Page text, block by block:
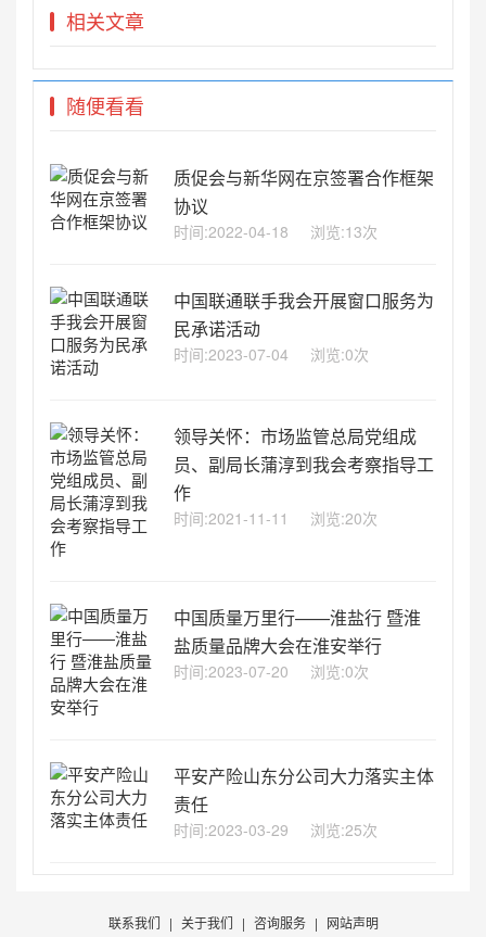
相关文章
随便看看
质促会与新华网在京签署合作框架
协议
时间:2022-04-18 浏览:13次
中国联通联手我会开展窗口服务为
民承诺活动
时间:2023-07-04 浏览:0次
领导关怀：市场监管总局党组成
员、副局长蒲淳到我会考察指导工
作
时间:2021-11-11 浏览:20次
中国质量万里行——淮盐行 暨淮
盐质量品牌大会在淮安举行
时间:2023-07-20 浏览:0次
平安产险山东分公司大力落实主体
责任
时间:2023-03-29 浏览:25次
联系我们 | 关于我们 | 咨询服务 | 网站声明